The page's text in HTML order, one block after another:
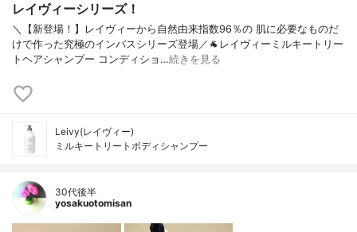
レイヴィーシリーズ！
＼【新登場！】レイヴィーから自然由来指数96％の 肌に必要なものだ
けで作った究極のインバスシリーズ登場／🐐レイヴィーミルキートリー
トヘアシャンプー コンディショ…続きを見る
Leivy(レイヴィー)
ミルキートリートボディシャンプー
30代後半
yosakuotomisan